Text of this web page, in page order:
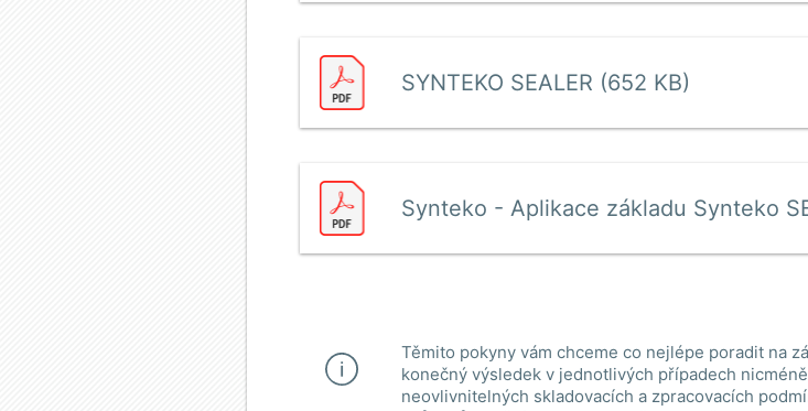
SYNTEKO SEALER (652 KB)
Synteko - Aplikace základu Synteko
Těmito pokyny vám chceme co nejlépe poradit na
konečný výsledek v jednotlivých případech
neovlivnitelných skladovacích a zpracovacích